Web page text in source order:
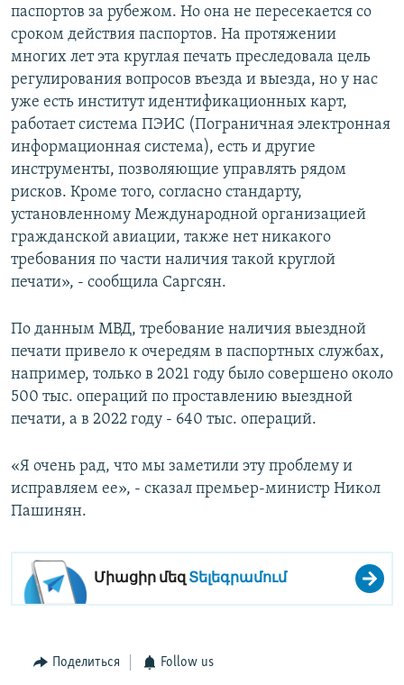
паспортов за рубежом. Но она не пересекается со
сроком действия паспортов. На протяжении
многих лет эта круглая печать преследовала цель
регулирования вопросов въезда и выезда, но у нас
уже есть институт идентификационных карт,
работает система ПЭИС (Пограничная электронная
информационная система), есть и другие
инструменты, позволяющие управлять рядом
рисков. Кроме того, согласно стандарту,
установленному Международной организацией
гражданской авиации, также нет никакого
требования по части наличия такой круглой
печати», - сообщила Саргсян.
По данным МВД, требование наличия выездной
печати привело к очередям в паспортных службах,
например, только в 2021 году было совершено около
500 тыс. операций по проставлению выездной
печати, а в 2022 году - 640 тыс. операций.
«Я очень рад, что мы заметили эту проблему и
исправляем ее», - сказал премьер-министр Никол
Пашинян.
Միացիր մեզ Տելեգրամում
Поделиться Follow us